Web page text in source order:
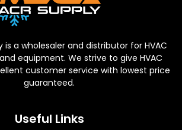
is a wholesaler and distributor for HVAC
equipment. We strive to give HVAC
customer service with lowest price
guaranteed.
Useful Links